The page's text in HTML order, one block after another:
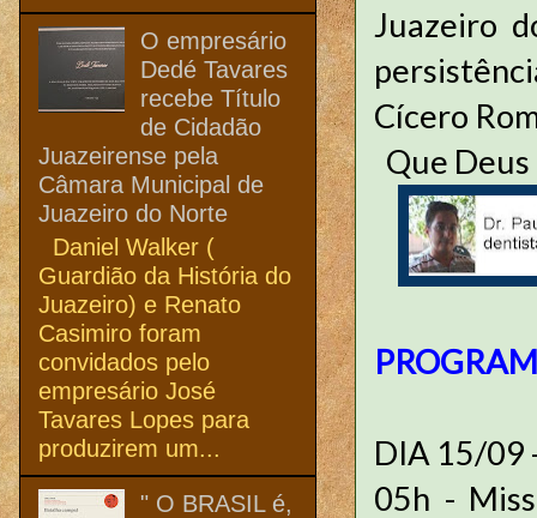
Juazeiro
Cícero
Que Deus
DIA 15/09
05h -
O empresário
Dedé Tavares
recebe Título
de Cidadão
Juazeirense pela
Câmara Municipal de
Juazeiro do Norte
Daniel Walker (
Guardião da História do
Juazeiro) e Renato
Casimiro foram
convidados pelo
empresário José
Tavares Lopes para
produzirem um...
" O BRASIL é,